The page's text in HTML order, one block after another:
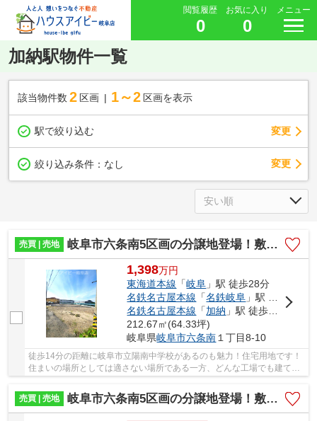
閲覧履歴
0
お気に入り
0
メニュー
加納駅物件一覧
該当物件数 2 区画 1～2 区画を表示
駅で絞り込む 変更
絞り込み条件： なし 変更
売買 | 売地 岐阜市六条南5区画の分譲地登場！敷地広々53坪以上！南道路日当り良好♪建築条件はございません！
1,398万円
東海道本線 「岐阜 」駅 徒歩28分
名鉄名古屋本線 「名鉄岐阜 」駅 徒歩34分
名鉄名古屋本線 「加納 」駅 徒歩36分
212.67㎡(64.33坪)
岐阜県岐阜市六条南１丁目8-10
徒歩14分の距離に岐阜市立陽南中学校があるのも魅力！住宅用地です！
住まいの場所としては適さない場所である一方、どんな工場でも建てる
売買 | 売地
岐阜市六条南5区画の分譲地登場！敷地広々53坪以上！南道路日当り良好♪建築条件はございません！